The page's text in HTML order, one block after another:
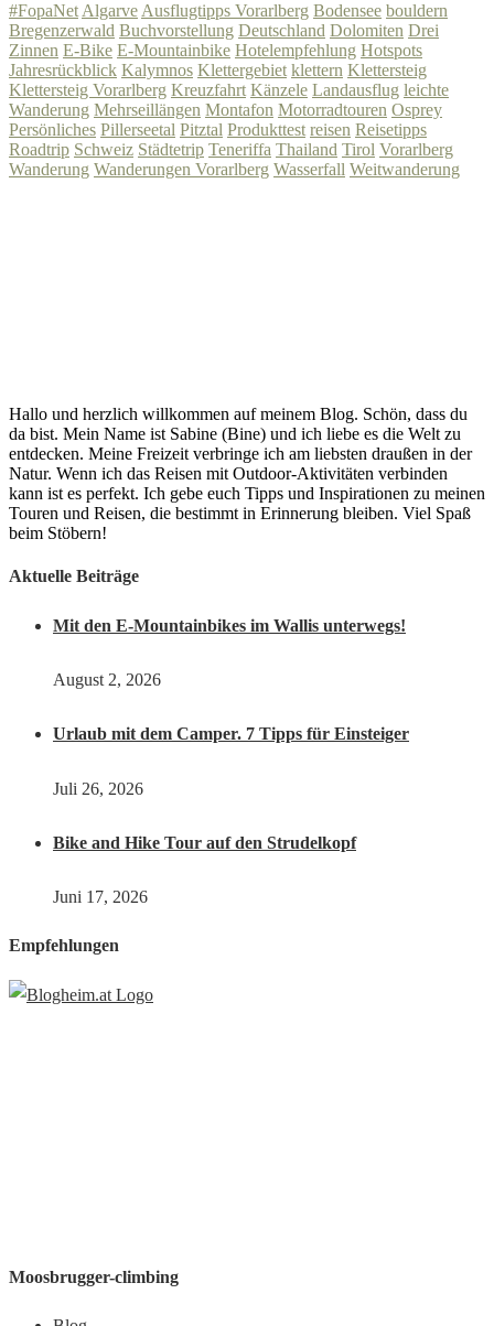
#FopaNet Algarve Ausflugtipps Vorarlberg Bodensee bouldern
Bregenzerwald Buchvorstellung Deutschland Dolomiten Drei
Zinnen E-Bike E-Mountainbike Hotelempfehlung Hotspots
Jahresrückblick Kalymnos Klettergebiet klettern Klettersteig
Klettersteig Vorarlberg Kreuzfahrt Känzele Landausflug leichte
Wanderung Mehrseillängen Montafon Motorradtouren Osprey
Persönliches Pillerseetal Pitztal Produkttest reisen Reisetipps
Roadtrip Schweiz Städtetrip Teneriffa Thailand Tirol Vorarlberg
Wanderung Wanderungen Vorarlberg Wasserfall Weitwanderung
Hallo und herzlich willkommen auf meinem Blog. Schön, dass du
da bist. Mein Name ist Sabine (Bine) und ich liebe es die Welt zu
entdecken. Meine Freizeit verbringe ich am liebsten draußen in der
Natur. Wenn ich das Reisen mit Outdoor-Aktivitäten verbinden
kann ist es perfekt. Ich gebe euch Tipps und Inspirationen zu meinen
Touren und Reisen, die bestimmt in Erinnerung bleiben. Viel Spaß
beim Stöbern!
Aktuelle Beiträge
Mit den E-Mountainbikes im Wallis unterwegs!
August 2, 2026
Urlaub mit dem Camper. 7 Tipps für Einsteiger
Juli 26, 2026
Bike and Hike Tour auf den Strudelkopf
Juni 17, 2026
Empfehlungen
Moosbrugger-climbing